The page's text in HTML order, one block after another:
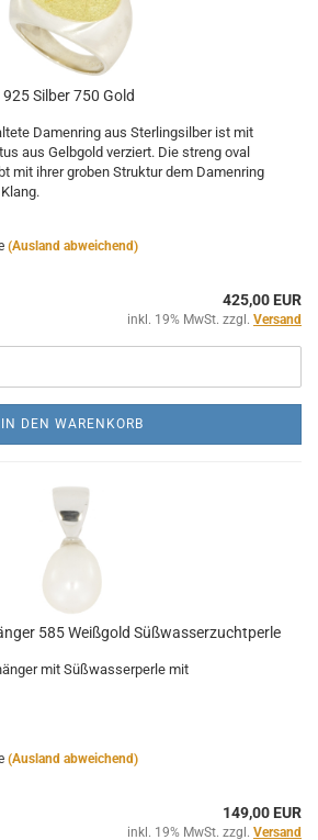
Silber 750 Gold
Damenring aus Sterlingsilber ist mit
aus Gelbgold verziert. Die streng oval
mit ihrer groben Struktur dem Damenring
(Ausland abweichend)
425,00 EUR
inkl. 19% MwSt. zzgl. Versand
IN DEN WARENKORB
585 Weißgold Süßwasserzuchtperle
mit Süßwasserperle mit
(Ausland abweichend)
149,00 EUR
inkl. 19% MwSt. zzgl. Versand